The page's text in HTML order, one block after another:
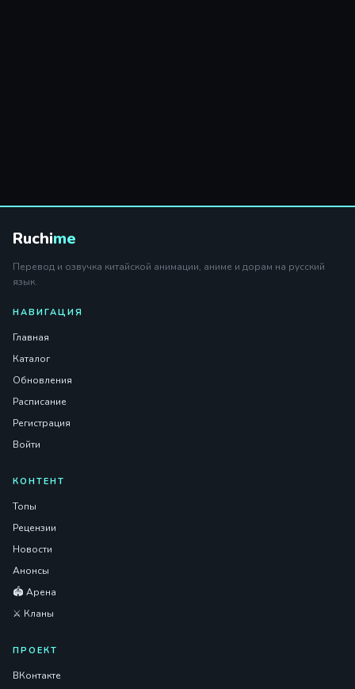
Ruchime
Перевод и озвучка китайской анимации, аниме и дорам на русский
язык.
НАВИГАЦИЯ
Главная
Каталог
Обновления
Расписание
Регистрация
Войти
КОНТЕНТ
Топы
Рецензии
Новости
Анонсы
🏟️ Арена
⚔️ Кланы
ПРОЕКТ
ВКонтакте